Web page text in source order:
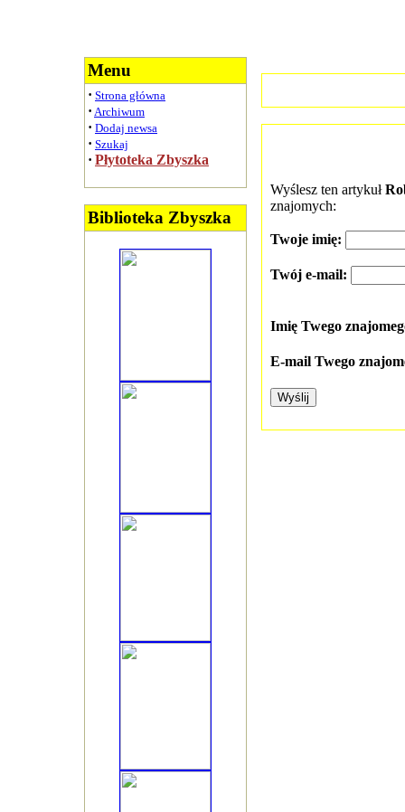
Menu
· Strona główna
· Archiwum
· Dodaj newsa
· Szukaj
· Płytoteka Zbyszka
Biblioteka Zbyszka
Wyślesz ten artykuł
znajomych:
Twoje imię:
Twój e-mail:
Imię Twego
E-mail Twego